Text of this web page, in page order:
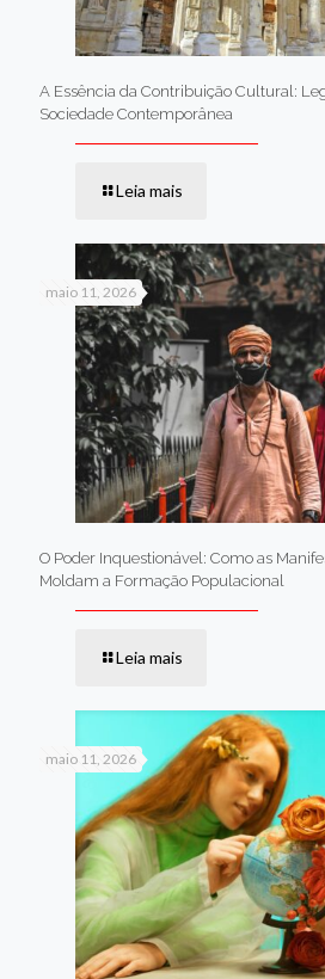
A Essência da Contribuição Cultural:
Sociedade Contemporânea
Leia mais
maio 11, 2026
O Poder Inquestionável: Como as
Moldam a Formação Populacional
Leia mais
maio 11, 2026